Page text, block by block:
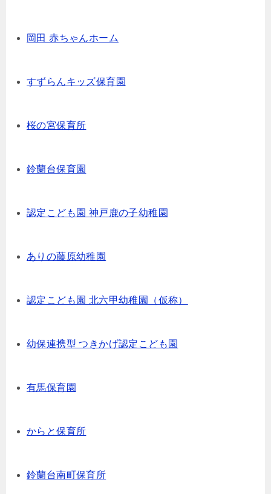
岡田 赤ちゃんホーム
すずらんキッズ保育園
桜の宮保育所
鈴蘭台保育園
認定こども園 神戸鹿の子幼稚園
ありの藤原幼稚園
認定こども園 北六甲幼稚園（仮称）
幼保連携型 つきかげ認定こども園
有馬保育園
からと保育所
鈴蘭台南町保育所